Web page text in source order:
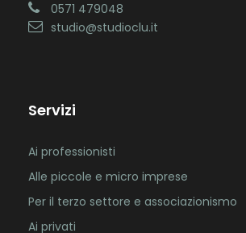
0571 479048
studio@studioclu.it
Servizi
Ai professionisti
Alle piccole e micro imprese
Per il terzo settore e associazionismo
Ai privati